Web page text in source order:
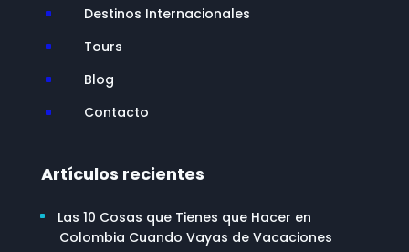
^ Destinos Internacionales
^ Tours
^ Blog
^ Contacto
Artículos recientes
Las 10 Cosas que Tienes que Hacer en
Colombia Cuando Vayas de Vacaciones